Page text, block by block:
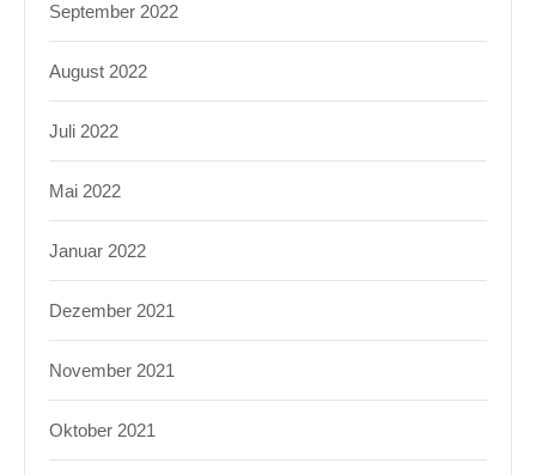
September 2022
August 2022
Juli 2022
Mai 2022
Januar 2022
Dezember 2021
November 2021
Oktober 2021